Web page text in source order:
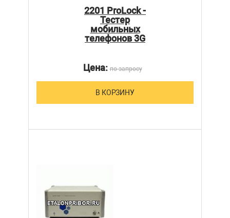
2201 ProLock -
Тестер
мобильных
телефонов 3G
Цена:по запросу
В КОРЗИНУ